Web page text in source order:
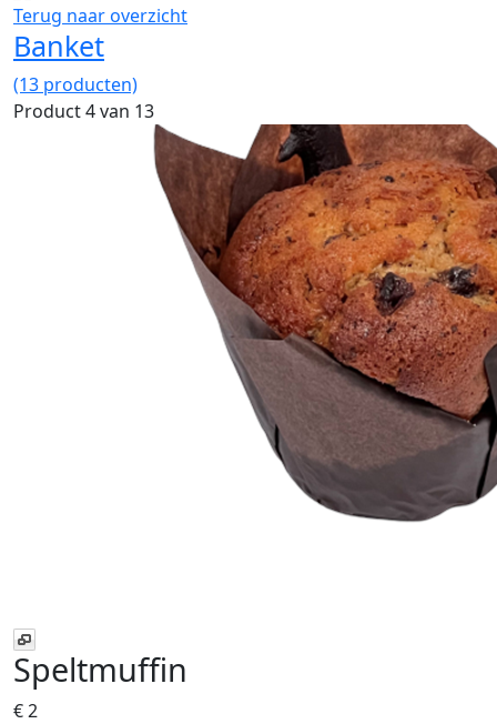
Terug naar overzicht
Banket
(13 producten)
Product 4 van 13
Speltmuffin
€ 2